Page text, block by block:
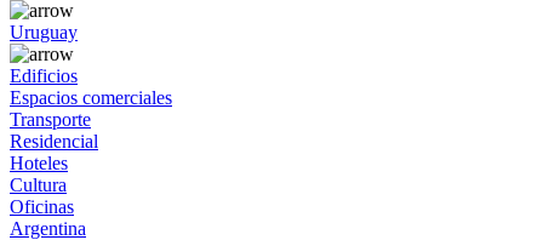
Uruguay
Edificios
Espacios comerciales
Transporte
Residencial
Hoteles
Cultura
Oficinas
Argentina